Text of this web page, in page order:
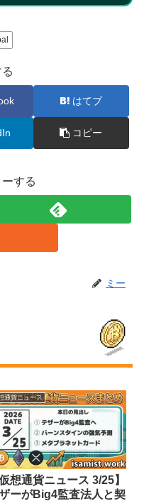
はてブ
コピー
する
ミー
通貨ニュース
仮想通貨ニュース 3/25】
ーがBig4監査法人と契